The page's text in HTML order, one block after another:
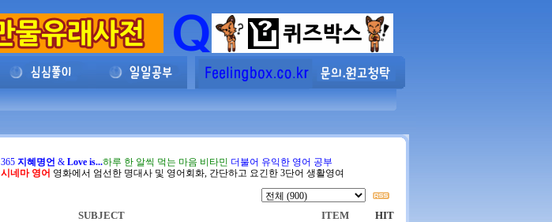
365 지혜명언 & Love is...하루 한 알씩 먹는 마음 비타민 더불어 유익한 영어 공부
시네마 영어 영화에서 엄선한 명대사 및 영어회화, 간단하고 요긴한 3단어 생활영여
SUBJECT ITEM HIT